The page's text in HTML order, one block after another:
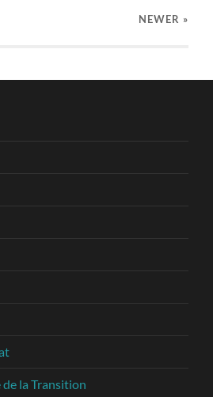
NEWER »
la Transition